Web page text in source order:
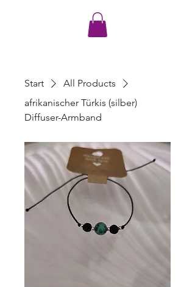
Start
All Products
afrikanischer Türkis (silber)
Diffuser-Armband